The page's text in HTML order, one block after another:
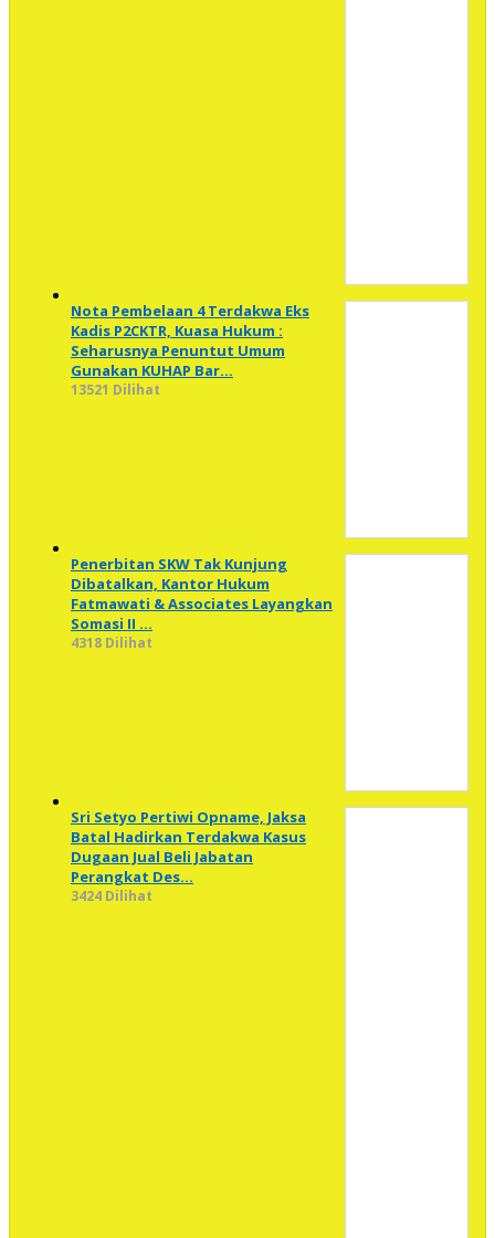
Nota Pembelaan 4 Terdakwa Eks
Kadis P2CKTR, Kuasa Hukum :
Seharusnya Penuntut Umum
Gunakan KUHAP Bar…
13521 Dilihat
Penerbitan SKW Tak Kunjung
Dibatalkan, Kantor Hukum
Fatmawati & Associates Layangkan
Somasi II …
4318 Dilihat
Sri Setyo Pertiwi Opname, Jaksa
Batal Hadirkan Terdakwa Kasus
Dugaan Jual Beli Jabatan
Perangkat Des…
3424 Dilihat